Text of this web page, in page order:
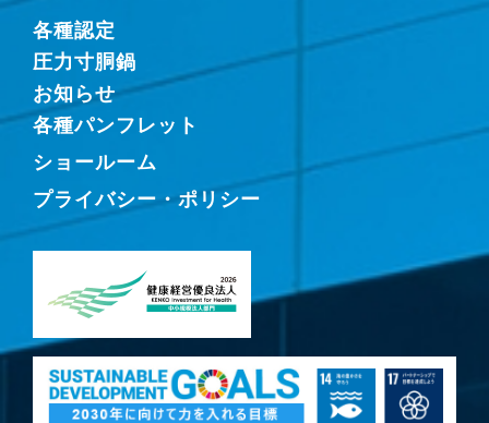
各種認定
圧力寸胴鍋
お知らせ
各種パンフレット
ショールーム
プライバシー・ポリシー